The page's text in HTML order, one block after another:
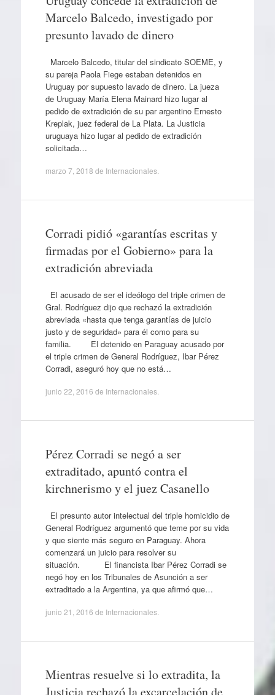
Marcelo Balcedo, investigado por
presunto lavado de dinero
Marcelo Balcedo, titular del sindicato SOEME, y
su pareja Paola Fiege estaban detenidos en
Uruguay por supuesto lavado de dinero. La jueza
de Uruguay María Elena Mainard hizo lugar al
pedido de extradición de su par argentino Ernesto
Kreplak, juez federal de La Plata. La Justicia
uruguaya hizo lugar al pedido de extradición
solicitada…
marzo 7, 2018 de Internacionales.
Corradi pidió «garantías escritas y
firmadas por el Gobierno» para la
extradición abreviada
El acusado de ser el ideólogo del triple crimen de
Gral. Rodríguez dijo que rechazó la extradición
abreviada «hasta que tenga garantías de juicio
justo y de seguridad» para él como para su
familia. El detenido en Paraguay acusado por
el triple crimen de General Rodríguez, Ibar Pérez
Corradi, aseguró hoy que no está…
junio 22, 2016 de Internacionales.
Pérez Corradi se negó a ser
extraditado, apuntó contra el
kirchnerismo y el juez Casanello
El presunto autor intelectual del triple homicidio de
General Rodríguez argumentó que teme por su vida
y que siente más seguro en Paraguay. Ahora
comenzará un juicio para resolver su
situación. El financista Ibar Pérez Corradi se
negó hoy en los Tribunales de Asunción a ser
extraditado a la Argentina, ya que afirmó que…
junio 21, 2016 de Internacionales.
Mientras resuelve si lo extradita, la
Justicia rechazó la excarcelación de